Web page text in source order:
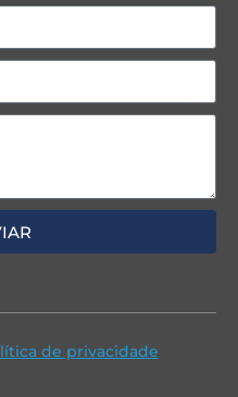
de privacidade